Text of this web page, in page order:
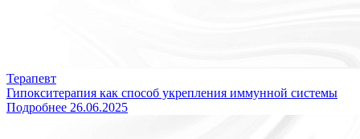
Терапевт
Гипокситерапия как способ укрепления иммунной системы
Подробнее 26.06.2025